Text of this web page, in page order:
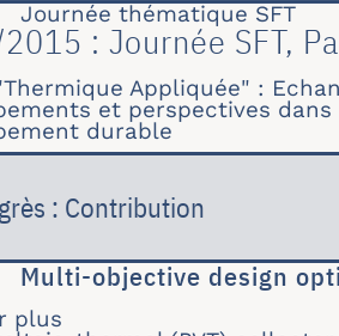
Journée thématique SFT
: Journée SFT,
Appliquée" :
et perspectives
durable
: Contribution
Multi-objective design
plus